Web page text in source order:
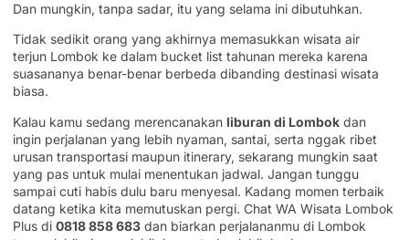
Dan mungkin, tanpa sadar, itu yang selama ini dibutuhkan.
Tidak sedikit orang yang akhirnya memasukkan wisata air
terjun Lombok ke dalam bucket list tahunan mereka karena
suasananya benar-benar berbeda dibanding destinasi wisata
biasa.
Kalau kamu sedang merencanakan liburan di Lombok dan
ingin perjalanan yang lebih nyaman, santai, serta nggak ribet
urusan transportasi maupun itinerary, sekarang mungkin saat
yang pas untuk mulai menentukan jadwal. Jangan tunggu
sampai cuti habis dulu baru menyesal. Kadang momen terbaik
datang ketika kita memutuskan pergi. Chat WA Wisata Lombok
Plus di 0818 858 683 dan biarkan perjalananmu di Lombok